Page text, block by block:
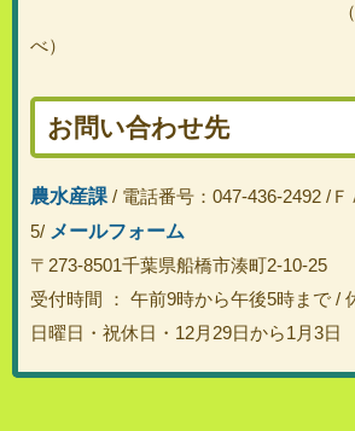
（漁業協同組
べ）
お問い合わせ先
農水産課 / 電話番号：047-436-2492 /
5/ メールフォーム
〒273-8501千葉県船橋市湊町2-10-25
受付時間 ： 午前9時から午後5時まで /
日曜日・祝休日・12月29日から1月3日